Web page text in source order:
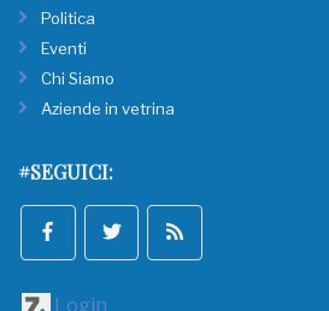
Politica
Eventi
Chi Siamo
Aziende in vetrina
#SEGUICI:
Login